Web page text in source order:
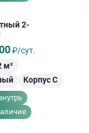
2-
₽/сут.
м²
Корпус С